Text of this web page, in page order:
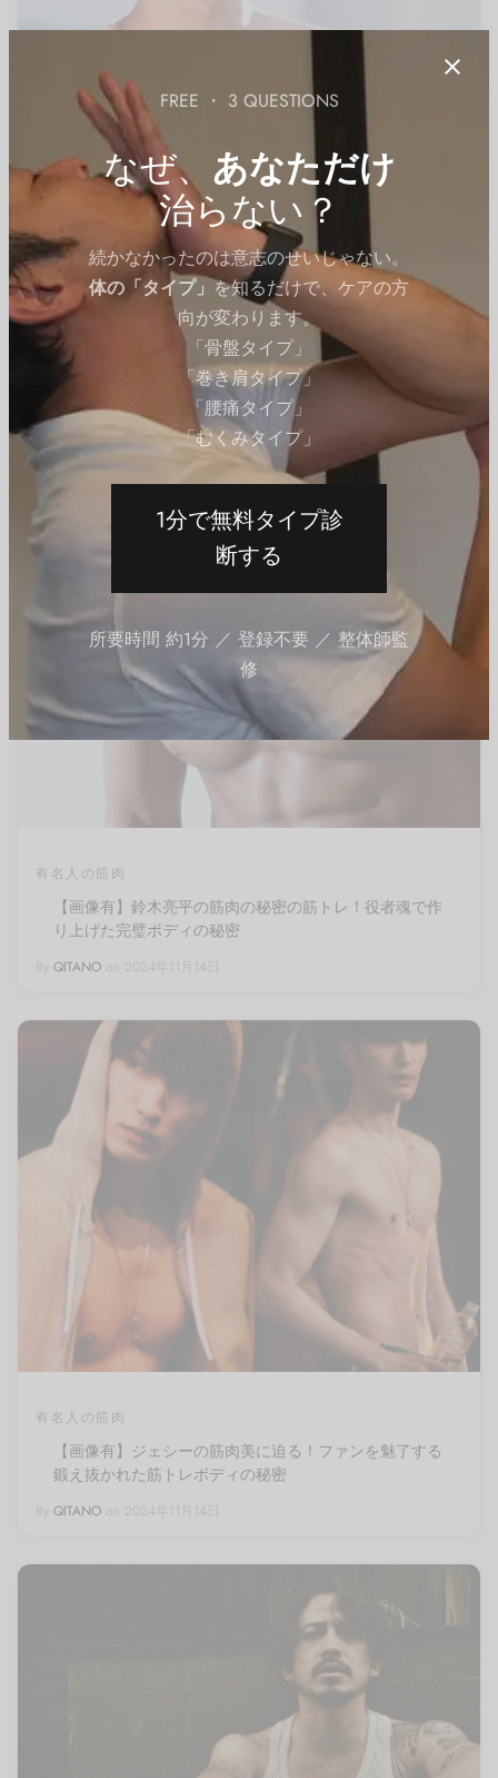
FREE ・ 3 QUESTIONS
なぜ、 あなただけ
治らない？
続かなかったのは意志のせいじゃない。
体の「タイプ」を知るだけで、ケアの方
向が変わります。
「骨盤タイプ」
「巻き肩タイプ」
「腰痛タイプ」
「むくみタイプ」
1分で無料タイプ診
断する
所要時間 約1分 ／ 登録不要 ／ 整体師監
修
有名人の筋肉
【画像有】岩本照の筋肉美に魅了!!理想の体を作る筋ト
レのヒントとは
ByQITANO
有名人の筋肉
【画像有】鈴木亮平の筋肉の秘密の筋トレ！役者魂で作
り上げた完璧ボディの秘密
QITANO
有名人の筋肉
【画像有】ジェシーの筋肉美に迫る！ファンを魅了する
鍛え抜かれた筋トレボディの秘密
QITANO